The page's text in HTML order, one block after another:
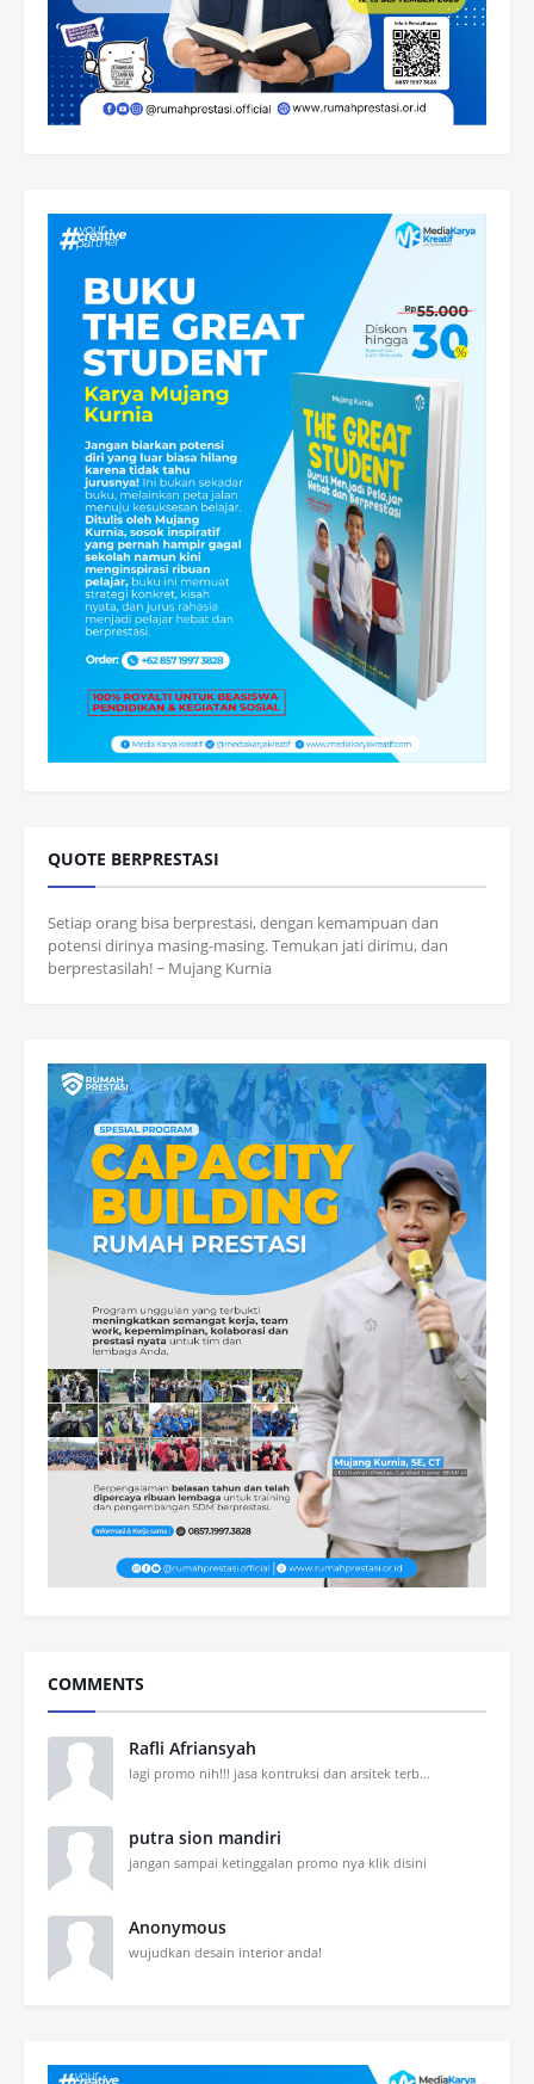
QUOTE BERPRESTASI
Setiap orang bisa berprestasi, dengan kemampuan dan
potensi dirinya masing-masing. Temukan jati dirimu, dan
berprestasilah! ~ Mujang Kurnia
COMMENTS
Rafli Afriansyah
lagi promo nih!!! jasa kontruksi dan arsitek terb...
putra sion mandiri
jangan sampai ketinggalan promo nya klik disini
Anonymous
wujudkan desain interior anda!